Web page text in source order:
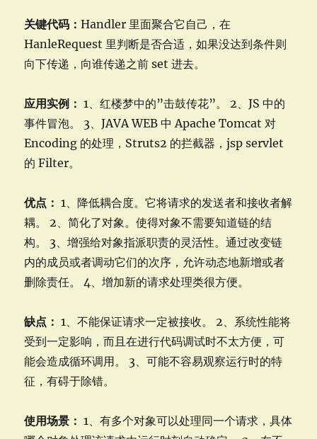
关键代码：Handler 里面聚合它自己，在
HanleRequest 里判断是否合适，如果没达到条件则
向下传递，向谁传递之前 set 进去。
应用实例： 1、红楼梦中的”击鼓传花”。 2、JS 中的
事件冒泡。 3、JAVA WEB 中 Apache Tomcat 对
Encoding 的处理，Struts2 的拦截器，jsp servlet
的 Filter。
优点： 1、降低耦合度。它将请求的发送者和接收者解
耦。 2、简化了对象。使得对象不需要知道链的结
构。 3、增强给对象指派职责的灵活性。通过改变链
内的成员或者调动它们的次序，允许动态地新增或者
删除责任。 4、增加新的请求处理类很方便。
缺点： 1、不能保证请求一定被接收。 2、系统性能将
受到一定影响，而且在进行代码调试时不太方便，可
能会造成循环调用。 3、可能不容易观察运行时的特
征，有碍于除错。
使用场景： 1、有多个对象可以处理同一个请求，具体